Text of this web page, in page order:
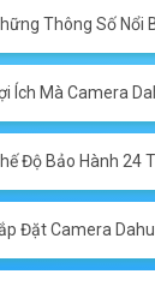
Thông Số Nổi
Ích Mà Camera
Độ Bảo Hành 24
Đặt Camera